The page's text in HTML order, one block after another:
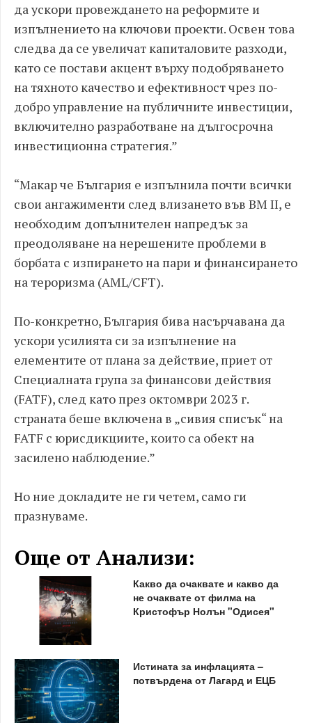
да ускори провеждането на реформите и
изпълнението на ключови проекти. Освен това
следва да се увеличат капиталовите разходи,
като се постави акцент върху подобряването
на тяхното качество и ефективност чрез по-
добро управление на публичните инвестиции,
включително разработване на дългосрочна
инвестиционна стратегия.”
“Макар че България е изпълнила почти всички
свои ангажименти след влизането във ВМ II, е
необходим допълнителен напредък за
преодоляване на нерешените проблеми в
борбата с изпирането на пари и финансирането
на тероризма (AML/CFT).
По-конкретно, България бива насърчавана да
ускори усилията си за изпълнение на
елементите от плана за действие, приет от
Специалната група за финансови действия
(FATF), след като през октомври 2023 г.
страната беше включена в „сивия списък“ на
FATF с юрисдикциите, които са обект на
засилено наблюдение.”
Но ние докладите не ги четем, само ги
празнуваме.
Още от Анализи:
Какво да очаквате и какво да
не очаквате от филма на
Кристофър Нолън "Одисея"
Истината за инфлацията –
потвърдена от Лагард и ЕЦБ